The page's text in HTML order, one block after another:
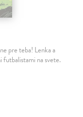
pre teba! Lenka a
futbalistami na svete.